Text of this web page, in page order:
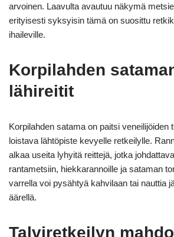
arvoinen. Laavulta avautuu näkymä
erityisesti syksyisin tämä on suosittu
ihaileville.
Korpilahden
lähireitit
Korpilahden satama on paitsi veneilijöiden
loistava lähtöpiste kevyelle retkeilylle.
alkaa useita lyhyitä reittejä, jotka
rantametsiin, hiekkarannoille ja sataman
varrella voi pysähtyä kahvilaan tai nauttia
äärellä.
Talviretkeilyn